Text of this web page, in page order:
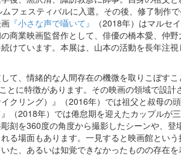
フェスティバルに入選。その後、修了制作
『小さな声で囁いて』
（2018年）はマルセ
商業映画監督作として、俳優の橋本愛、仲
けています。本展は、山本の活動を長年注
て、情緒的な人間存在の機微を取りこぼす
とに特徴があります。その映画の領域で設
クリング）』（2016年）では祖父と叔母の
』（2018年）では倦怠期を迎えたカップル
刻を360度の角度から撮影したシーンや、
る場面もあります。一見すると映画館とい
た、あるいは知覚できなかったものの存在を